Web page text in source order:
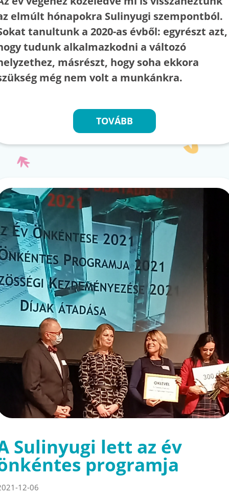
elmúlt hónapokra Sulinyugi szempontból.
tanultunk a 2020-as évből: egyrészt azt,
tudunk alkalmazkodni a változó
másrészt, hogy soha ekkora
még nem volt a munkánkra.
TOVÁBB
Sulinyugi lett az év
programja
12-06